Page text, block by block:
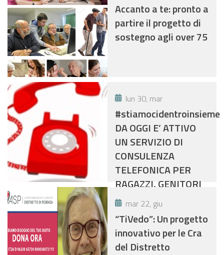
Accanto a te: pronto a
partire il progetto di
sostegno agli over 75
lun 30, mar
#stiamocidentroinsieme
DA OGGI E’ ATTIVO
UN SERVIZIO DI
CONSULENZA
TELEFONICA PER
RAGAZZI, GENITORI
E INSEGNANTI.
mar 22, giu
“TiVedo”: Un progetto
innovativo per le Cra
del Distretto